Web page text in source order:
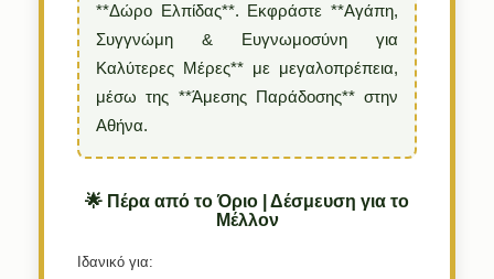
**Δώρο Ελπίδας**. Εκφράστε **Αγάπη,
Συγγνώμη & Ευγνωμοσύνη για
Καλύτερες Μέρες** με μεγαλοπρέπεια,
μέσω της **Άμεσης Παράδοσης** στην
Αθήνα.
🌟 Πέρα από το Όριο | Δέσμευση για το
Μέλλον
Ιδανικό για: